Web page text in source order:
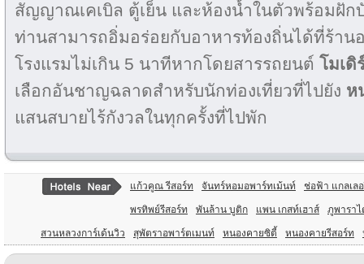
สัญญาณเคเบิล ตู้เย็น และห้องน้ำในตัวพร้อมฝัก
ท่านสามารถอิ่มอร่อยกับอาหารท้องถิ่นได้ที่ร้าน
โรงแรมไม่เกิน 5 นาทีหากโดยสารรถยนต์ โมเดิ
เลือกอันชาญฉลาดสำหรับนักท่องเที่ยวที่ไปยัง ห
แสนสบายไร้กังวลในทุกครั้งที่ไปพัก
แก้วคูณ รีสอร์ท จันทร์หอมอพาร์ทเม้นท์ ช่อฟ้า แกลเล
พรทิพย์รีสอร์ท พันล้าน บูติก แพน เกสท์เฮาส์ ภูพารา
สวนหลวงการ์เด้นวิว สุพัตราอพาร์ตเมนท์ หนองคายซิตี้ หนองคายรีสอร์ท